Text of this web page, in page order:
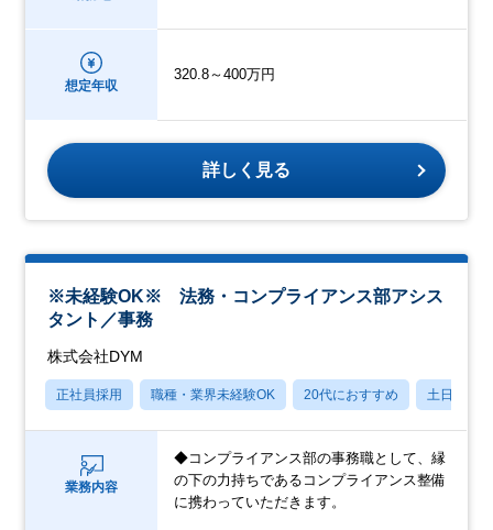
想定年収
320.8～400万円
詳しく見る
※未経験OK※ 法務・コンプライアンス部アシス
タント／事務
株式会社DYM
正社員採用 職種・業界未経験OK 20代におすすめ 土日祝休み
業務内容
◆コンプライアンス部の事務職として、縁
の下の力持ちであるコンプライアンス整備
に携わっていただきます。